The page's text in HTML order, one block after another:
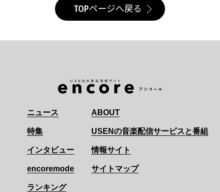
TOPページへ戻る
ニュース
特集
インタビュー
encoremode
ランキング
ABOUT
USENの音楽配信サービスと番組
情報サイト
サイトマップ